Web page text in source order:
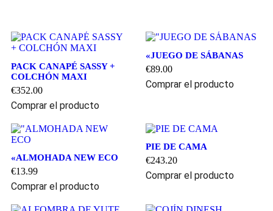
PACK CANAPÉ SASSY +
COLCHÓN MAXI
€352.00
Comprar el producto
«JUEGO DE SÁBANAS
€89.00
Comprar el producto
«ALMOHADA NEW ECO
€13.99
Comprar el producto
PIE DE CAMA
€243.20
Comprar el producto